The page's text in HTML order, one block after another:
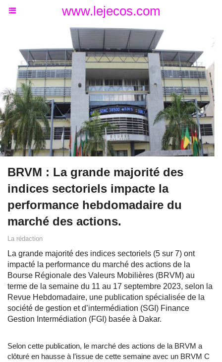
www.lejecos.com
BRVM : La grande majorité des
indices sectoriels impacte la
performance hebdomadaire du
marché des actions.
La rédaction
La grande majorité des indices sectoriels (5 sur 7) ont
impacté la performance du marché des actions de la
Bourse Régionale des Valeurs Mobilières (BRVM) au
terme de la semaine du 11 au 17 septembre 2023, selon la
Revue Hebdomadaire, une publication spécialisée de la
société de gestion et d’intermédiation (SGI) Finance
Gestion Intermédiation (FGI) basée à Dakar.
Selon cette publication, le marché des actions de la BRVM a
clôturé en hausse à l’issue de cette semaine avec un BRVM C